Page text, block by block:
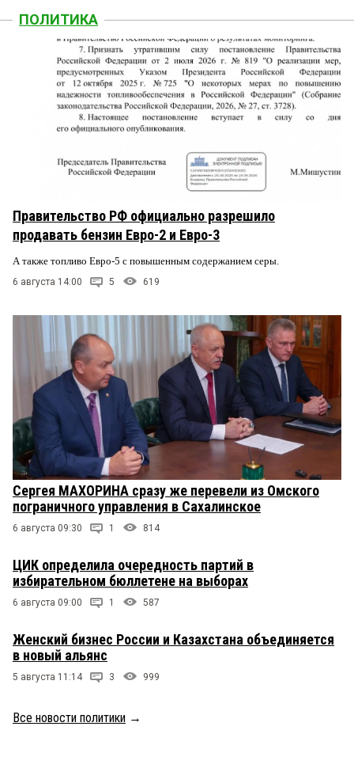
ПОЛИТИКА
Правительство РФ официально разрешило
продавать бензин Евро-2 и Евро-3
А также топливо Евро-5 с повышенным содержанием серы.
6 августа 14:00 5 619
Сергея МАХОРИНА сразу же перевели из Омского
пограничного управления в Сахалинское
6 августа 09:30 1 814
ЦИК определила очередность партий в
избирательном бюллетене на выборах
6 августа 09:00 1 587
Женский бизнес России и Казахстана объединяется
в новый альянс
5 августа 11:14 3 999
Все новости политики →